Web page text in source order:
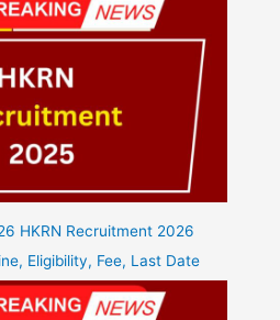
HKRN Recruitment 2026
Eligibility, Fee, Last Date